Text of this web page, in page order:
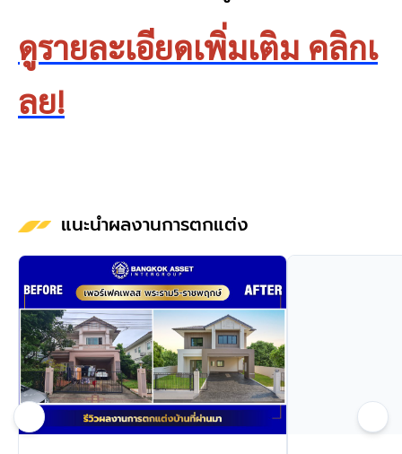
ดูรายละเอียดเพิ่มเติม คลิกเ
ลย!
แนะนำผลงานการตกแต่ง